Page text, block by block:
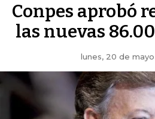
Conpes aprobó
las nuevas
lunes, 20 de